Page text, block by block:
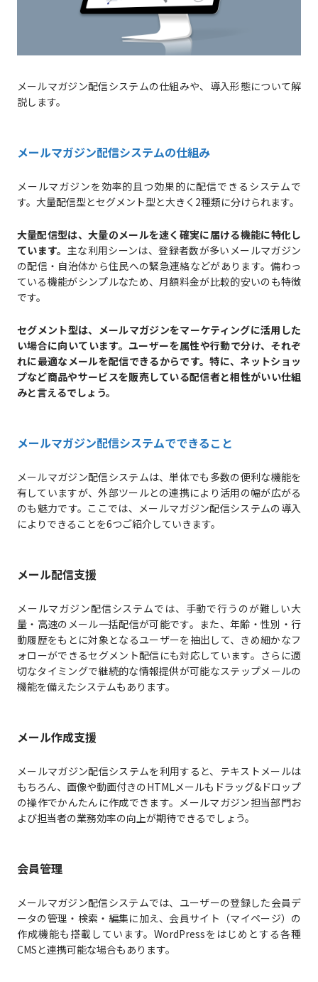
メールマガジン配信システムの仕組みや、導入形態について解
説します。
メールマガジン配信システムの仕組み
メールマガジンを効率的且つ効果的に配信できるシステムで
す。大量配信型とセグメント型と大きく2種類に分けられます。
大量配信型は、大量のメールを速く確実に届ける機能に特化し
ています。 主な利用シーンは、登録者数が多いメールマガジン
の配信・自治体から住民への緊急連絡などがあります。備わっ
ている機能がシンプルなため、月額料金が比較的安いのも特徴
です。
セグメント型は、メールマガジンをマーケティングに活用した
い場合に向いています。ユーザーを属性や行動で分け、それぞ
れに最適なメールを配信できるからです。特に、ネットショッ
プなど商品やサービスを販売している配信者と相性がいい仕組
みと言えるでしょう。
メールマガジン配信システムでできること
メールマガジン配信システムは、単体でも多数の便利な機能を
有していますが、外部ツールとの連携により活用の幅が広がる
のも魅力です。ここでは、メールマガジン配信システムの導入
によりできることを6つご紹介していきます。
メール配信支援
メールマガジン配信システムでは、手動で行うのが難しい大
量・高速のメール一括配信が可能です。また、年齢・性別・行
動履歴をもとに対象となるユーザーを抽出して、きめ細かなフ
ォローができるセグメント配信にも対応しています。さらに適
切なタイミングで継続的な情報提供が可能なステップメールの
機能を備えたシステムもあります。
メール作成支援
メールマガジン配信システムを利用すると、テキストメールは
もちろん、画像や動画付きのHTMLメールもドラッグ&ドロップ
の操作でかんたんに作成できます。メールマガジン担当部門お
よび担当者の業務効率の向上が期待できるでしょう。
会員管理
メールマガジン配信システムでは、ユーザーの登録した会員デ
ータの管理・検索・編集に加え、会員サイト（マイページ）の
作成機能も搭載しています。WordPressをはじめとする各種
CMSと連携可能な場合もあります。